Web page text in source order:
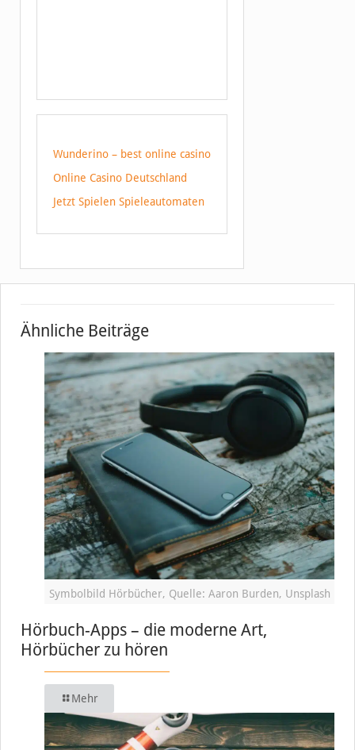
Wunderino – best online casino
Online Casino Deutschland
Jetzt Spielen Spieleautomaten
Ähnliche Beiträge
Symbolbild Hörbücher, Quelle: Aaron Burden, Unsplash
Hörbuch-Apps – die moderne Art,
Hörbücher zu hören
Mehr